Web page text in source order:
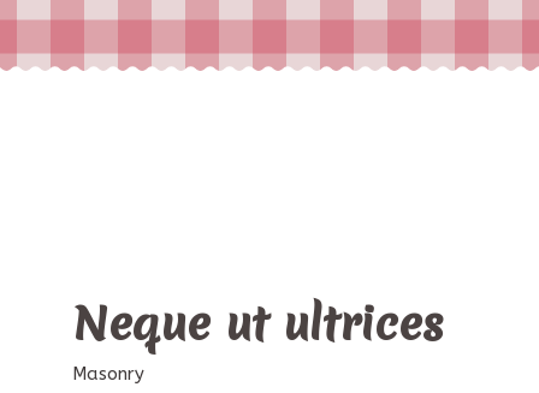
Neque ut ultrices
Masonry